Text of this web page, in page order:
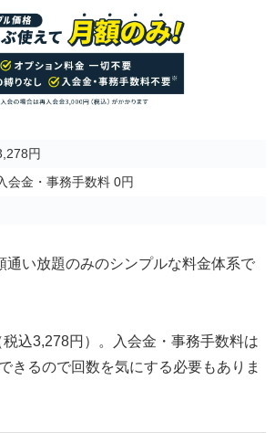
円
会金・事務手数料 0円
通い放題のみのシンプルな料金体系で
税込3,278円）。入会金・事務手数料は
きるので回数を気にする必要もありま